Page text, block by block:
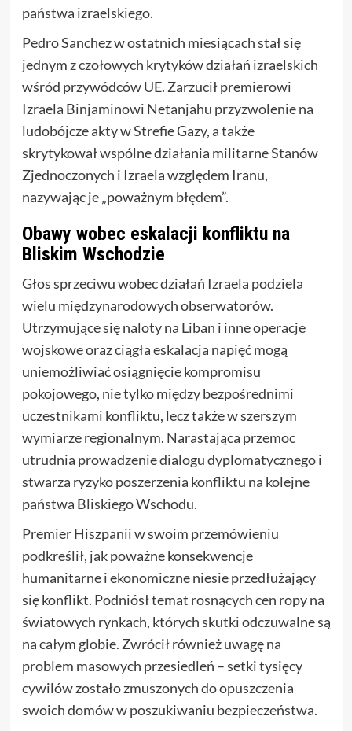
państwa izraelskiego.
Pedro Sanchez w ostatnich miesiącach stał się
jednym z czołowych krytyków działań izraelskich
wśród przywódców UE. Zarzucił premierowi
Izraela Binjaminowi Netanjahu przyzwolenie na
ludobójcze akty w Strefie Gazy, a także
skrytykował wspólne działania militarne Stanów
Zjednoczonych i Izraela względem Iranu,
nazywając je „poważnym błędem”.
Obawy wobec eskalacji konfliktu na
Bliskim Wschodzie
Głos sprzeciwu wobec działań Izraela podziela
wielu międzynarodowych obserwatorów.
Utrzymujące się naloty na Liban i inne operacje
wojskowe oraz ciągła eskalacja napięć mogą
uniemożliwiać osiągnięcie kompromisu
pokojowego, nie tylko między bezpośrednimi
uczestnikami konfliktu, lecz także w szerszym
wymiarze regionalnym. Narastająca przemoc
utrudnia prowadzenie dialogu dyplomatycznego i
stwarza ryzyko poszerzenia konfliktu na kolejne
państwa Bliskiego Wschodu.
Premier Hiszpanii w swoim przemówieniu
podkreślił, jak poważne konsekwencje
humanitarne i ekonomiczne niesie przedłużający
się konflikt. Podniósł temat rosnących cen ropy na
światowych rynkach, których skutki odczuwalne są
na całym globie. Zwrócił również uwagę na
problem masowych przesiedleń – setki tysięcy
cywilów zostało zmuszonych do opuszczenia
swoich domów w poszukiwaniu bezpieczeństwa.